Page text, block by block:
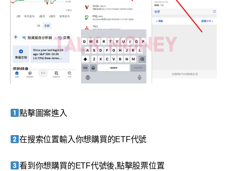
點擊圖案進入
在搜索位置輸入你想購買的ETF代號
看到你想購買的ETF代號後,點擊股票位置